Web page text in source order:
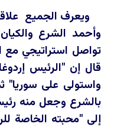
ويعرف الجميع
وأحمد الشرع
تواصل استراتيجي
قال إن "الرئيس
واستولى على سوريا"
بالشرع وجعل منه
إلى "محبته الخاصة